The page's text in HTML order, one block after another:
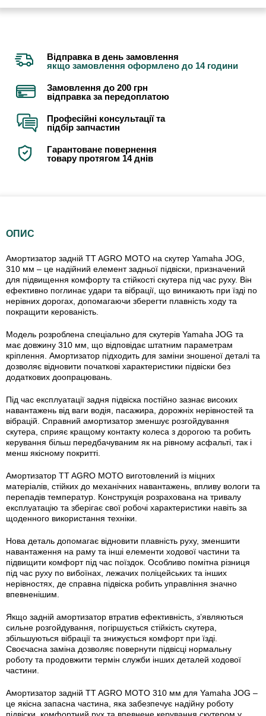
Відправка в день замовлення
якщо замовлення оформлено до 14 години
Замовлення до 200 грн
відправка за передоплатою
Професійні консультації та
підбір запчастин
Гарантоване повернення
товару протягом 14 днів
ОПИС
Амортизатор задній TT AGRO MOTO на скутер Yamaha JOG,
310 мм – це надійний елемент задньої підвіски, призначений
для підвищення комфорту та стійкості скутера під час руху. Він
ефективно поглинає удари та вібрації, що виникають при їзді по
нерівних дорогах, допомагаючи зберегти плавність ходу та
покращити керованість.
Модель розроблена спеціально для скутерів Yamaha JOG та
має довжину 310 мм, що відповідає штатним параметрам
кріплення. Амортизатор підходить для заміни зношеної деталі та
дозволяє відновити початкові характеристики підвіски без
додаткових доопрацювань.
Під час експлуатації задня підвіска постійно зазнає високих
навантажень від ваги водія, пасажира, дорожніх нерівностей та
вібрацій. Справний амортизатор зменшує розгойдування
скутера, сприяє кращому контакту колеса з дорогою та робить
керування більш передбачуваним як на рівному асфальті, так і
менш якісному покритті.
Амортизатор TT AGRO MOTO виготовлений із міцних
матеріалів, стійких до механічних навантажень, впливу вологи та
перепадів температур. Конструкція розрахована на тривалу
експлуатацію та зберігає свої робочі характеристики навіть за
щоденного використання техніки.
Нова деталь допомагає відновити плавність руху, зменшити
навантаження на раму та інші елементи ходової частини та
підвищити комфорт під час поїздок. Особливо помітна різниця
під час руху по вибоїнах, лежачих поліцейських та інших
нерівностях, де справна підвіска робить управління значно
впевненішим.
Якщо задній амортизатор втратив ефективність, з’являються
сильне розгойдування, погіршується стійкість скутера,
збільшуються вібрації та знижується комфорт при їзді.
Своєчасна заміна дозволяє повернути підвісці нормальну
роботу та продовжити термін служби інших деталей ходової
частини.
Амортизатор задній TT AGRO MOTO 310 мм для Yamaha JOG –
це якісна запасна частина, яка забезпечує надійну роботу